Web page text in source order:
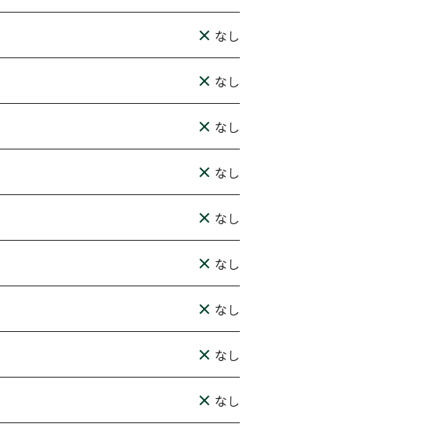
なし
なし
なし
なし
なし
なし
なし
なし
なし